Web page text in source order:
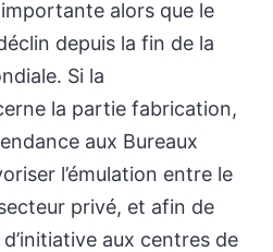
alors que le
depuis la fin de la
Si la
la partie fabrication,
aux Bureaux
l’émulation entre le
privé, et afin de
aux centres de